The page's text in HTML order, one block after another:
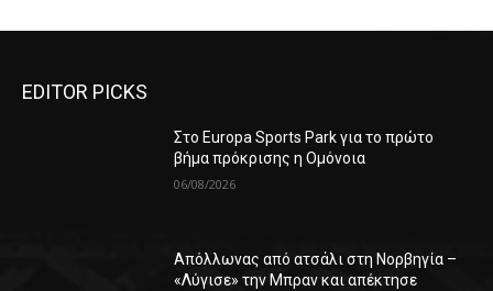
EDITOR PICKS
Στο Europa Sports Park για το πρώτο
βήμα πρόκρισης η Ομόνοια
06/08/2026
Απόλλωνας από ατσάλι στη Νορβηγία –
«Λύγισε» την Μπραν και απέκτησε